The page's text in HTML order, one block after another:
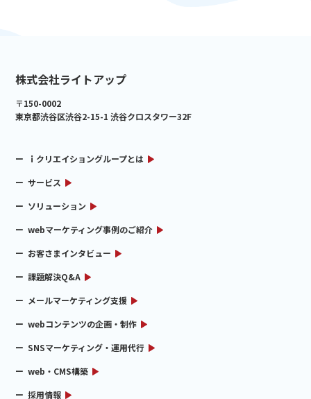
株式会社ライトアップ
〒150-0002
東京都渋谷区渋谷2-15-1 渋谷クロスタワー32F
ｉクリエイショングループとは
サービス
ソリューション
webマーケティング事例のご紹介
お客さまインタビュー
課題解決Q&A
メールマーケティング支援
webコンテンツの企画・制作
SNSマーケティング・運用代行
web・CMS構築
採用情報